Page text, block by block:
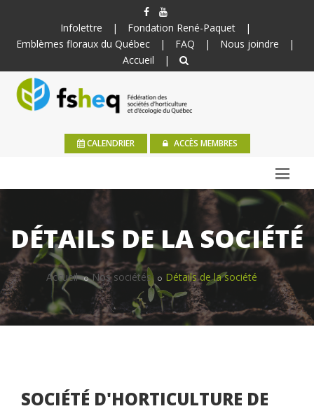
Infolettre | Fondation René-Paquet
|
Emblèmes floraux du Québec
| FAQ | Nous joindre
|
Accueil
|
CALENDRIER ACCÈS MEMBRES
DÉTAILS DE LA SOCIÉTÉ
Accueil Nos sociétés Détails de la société
SOCIÉTÉ D'HORTICULTURE DE